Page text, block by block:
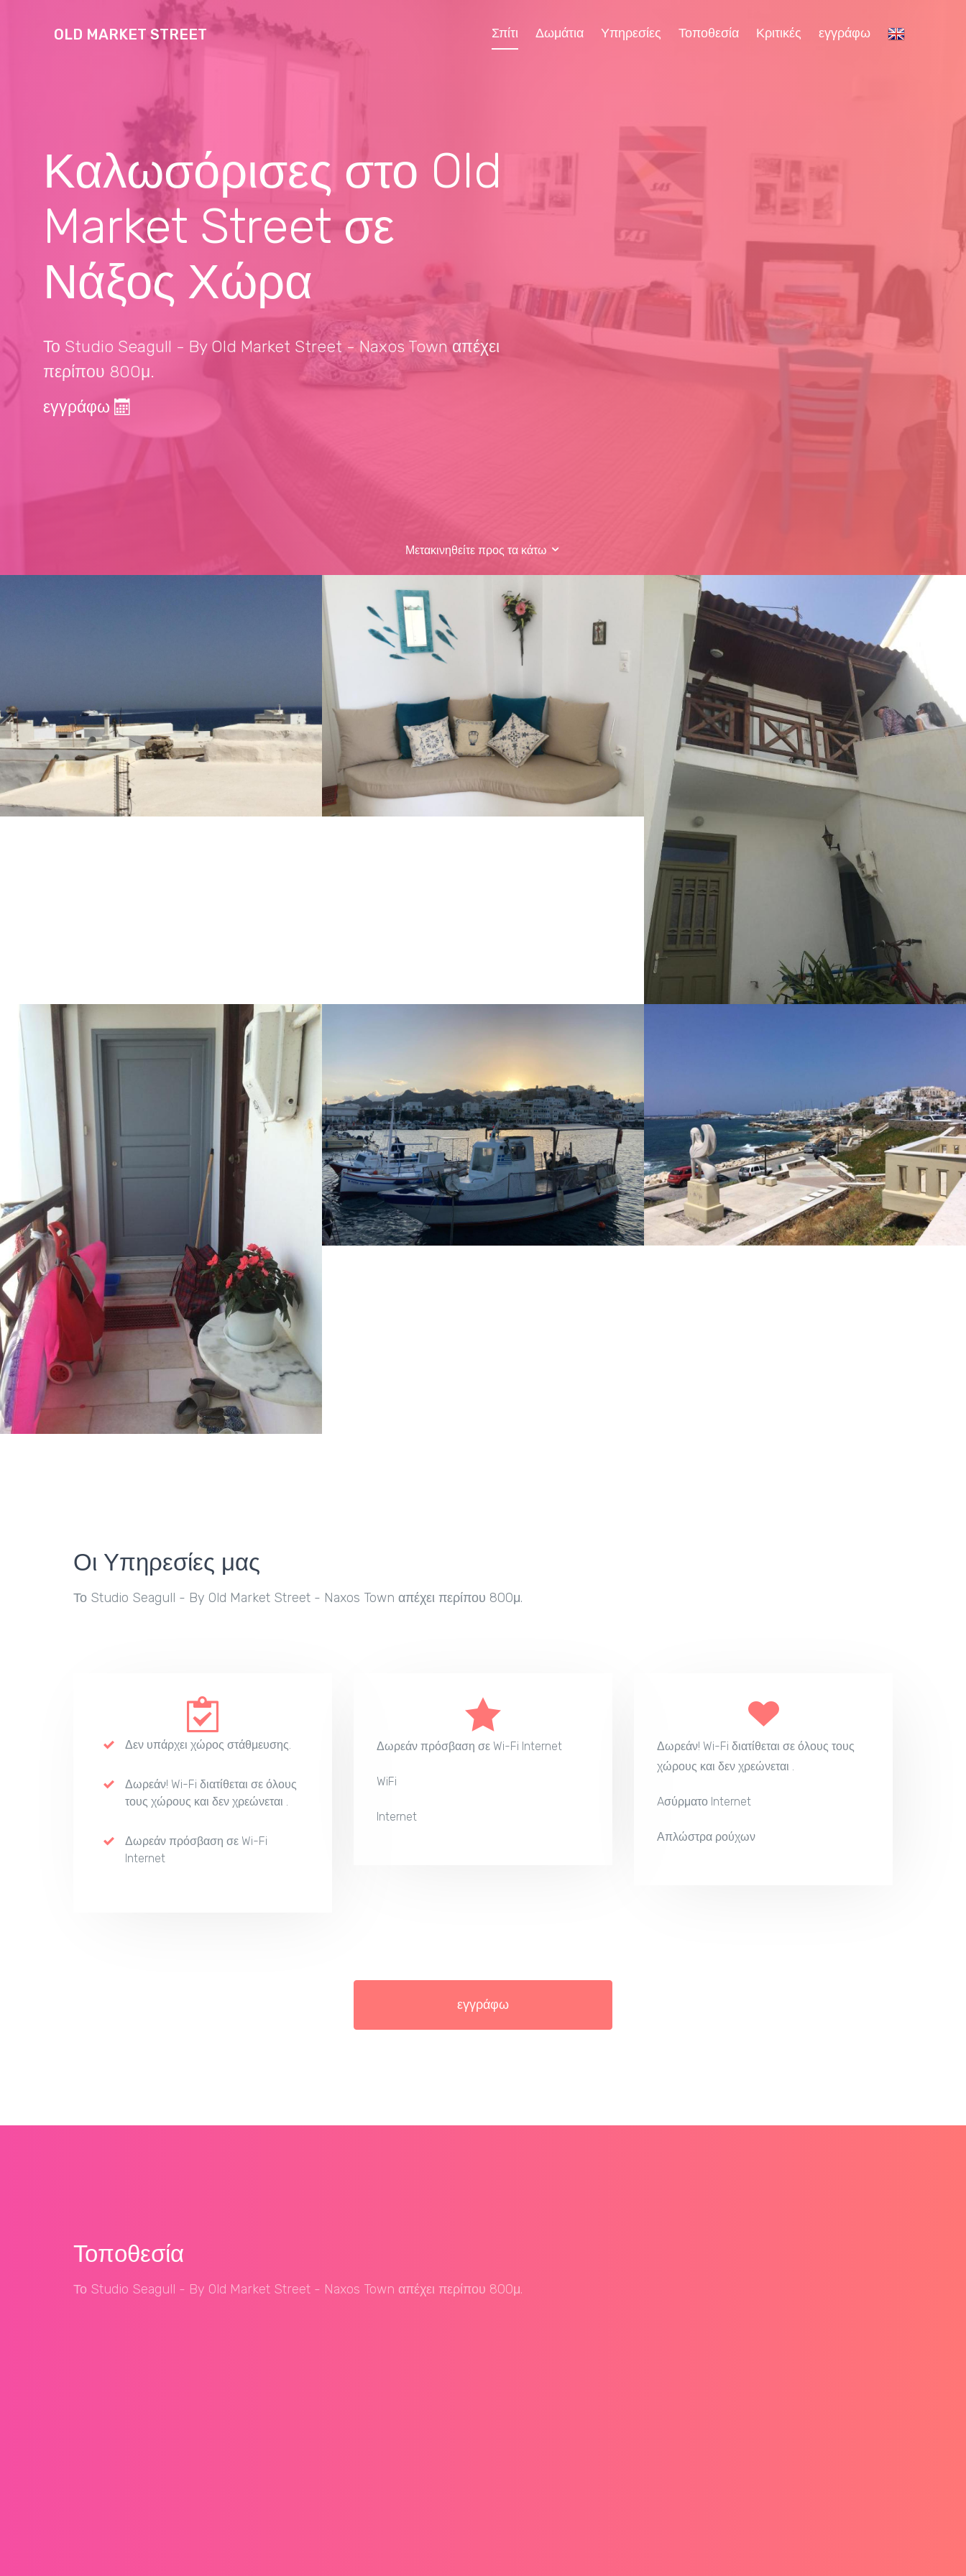
OLD MARKET STREET Σπίτι Δωμάτια Υπηρεσίες Τοποθεσία Κριτικές εγγράφω
Καλωσόρισες στο Old
Market Street σε
Νάξος Χώρα
Το Studio Seagull - By Old Market Street - Naxos Town απέχει
περίπου 800μ.
εγγράφω
Μετακινηθείτε προς τα κάτω
Οι Υπηρεσίες μας
Το Studio Seagull - By Old Market Street - Naxos Town απέχει περίπου 800μ.
Δεν υπάρχει χώρος στάθμευσης.
Δωρεάν! Wi-Fi διατίθεται σε όλους
τους χώρους και δεν χρεώνεται .
Δωρεάν πρόσβαση σε Wi-Fi
Internet
Δωρεάν πρόσβαση σε Wi-Fi Internet
WiFi
Internet
Δωρεάν! Wi-Fi διατίθεται σε όλους τους
χώρους και δεν χρεώνεται .
Aσύρματο Internet
Απλώστρα ρούχων
εγγράφω
Τοποθεσία
Το Studio Seagull - By Old Market Street - Naxos Town απέχει περίπου 800μ.